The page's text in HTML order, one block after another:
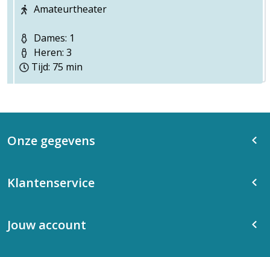
Amateurtheater
Dames: 1
Heren: 3
Tijd: 75 min
Onze gegevens
Klantenservice
Jouw account